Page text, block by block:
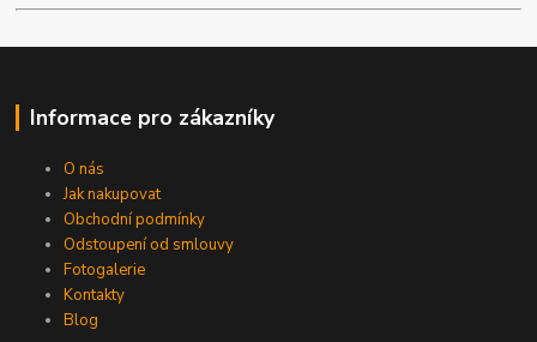
Informace pro zákazníky
O nás
Jak nakupovat
Obchodní podmínky
Odstoupení od smlouvy
Fotogalerie
Kontakty
Blog